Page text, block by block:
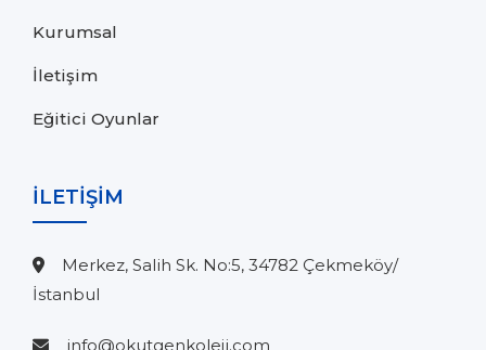
Kurumsal
İletişim
Eğitici Oyunlar
İLETİŞİM
Merkez, Salih Sk. No:5, 34782 Çekmeköy/
İstanbul
info@okutgenkoleji.com